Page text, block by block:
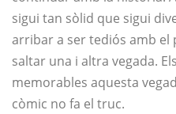
sigui tan sòlid que sigui
arribar a ser tediós amb el
saltar una i altra vegada.
memorables aquesta
còmic no fa el truc.